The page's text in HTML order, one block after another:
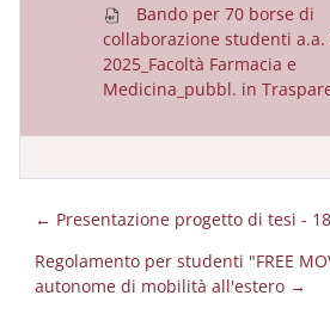
Bando per 70 borse di
collaborazione studenti a.a.
2025_Facoltà Farmacia e
Medicina_pubbl. in
← Presentazione progetto di tesi -
Regolamento per studenti "FREE
autonome di mobilità all'estero →